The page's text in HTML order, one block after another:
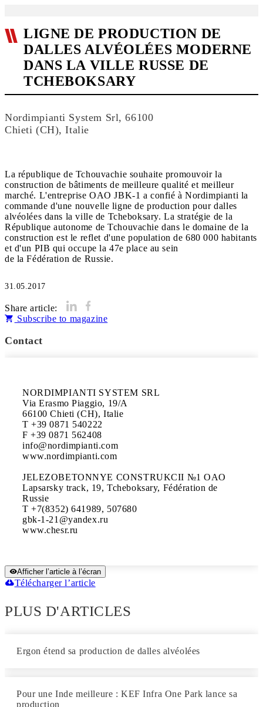
LIGNE DE PRODUCTION DE
DALLES ALVÉOLÉES MODERNE
DANS LA VILLE RUSSE DE
TCHEBOKSARY
Nordimpianti System Srl, 66100
Chieti (CH), Italie
La république de Tchouvachie souhaite promouvoir la
construction de bâtiments de meilleure qualité et meilleur
marché. L'entreprise OAO JBK-1 a confié à Nordimpianti la
commande d'une nouvelle ligne de production pour dalles
alvéolées dans la ville de Tcheboksary. La stratégie de la
République autonome de Tchouvachie dans le domaine de la
construction est le reflet d'une population de 680 000 habitants
et d'un PIB qui occupe la 47e place au sein
de la Fédération de Russie.
31.05.2017
Share article:
Subscribe to magazine
Contact
NORDIMPIANTI SYSTEM SRL
Via Erasmo Piaggio, 19/A
66100 Chieti (CH), Italie
T +39 0871 540222
F +39 0871 562408
info@nordimpianti.com
www.nordimpianti.com
JELEZOBETONNYE CONSTRUKCII №1 OAO
Lapsarsky track, 19, Tcheboksary, Fédération de
Russie
T +7(8352) 641989, 507680
gbk-1-21@yandex.ru
www.chesr.ru
Afficher l’article à l’écran
Télécharger l’article
PLUS D'ARTICLES
Ergon étend sa production de dalles alvéolées
Pour une Inde meilleure : KEF Infra One Park lance sa
production